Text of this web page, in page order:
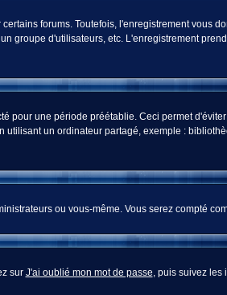
forums. Toutefois, l'enregistrement vous
groupe d'utilisateurs, etc. L'enregistrement
pour une période préétablie. Ceci permet
un ordinateur partagé, exemple :
ou vous-même. Vous serez compté
sur J'ai oublié mon mot de passe, puis suivez les